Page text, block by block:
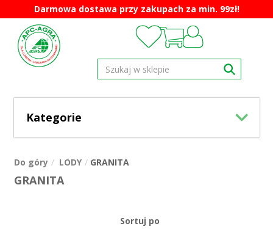
Darmowa dostawa przy zakupach za min. 99zł!
Kategorie
Do góry LODY GRANITA
GRANITA
Sortuj po